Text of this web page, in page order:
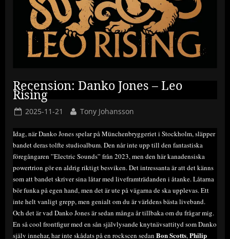
Recension: Danko Jones – Leo
Rising
Posted
2025-11-21 By
Tony Johansson
Idag, när Danko Jones spelar på Münchenbryggeriet i Stockholm, släpper
bandet deras tolfte studioalbum. Den når inte upp till den fantastiska
föregångaren ”Electric Sounds” från 2023, men den här kanadensiska
powertrion gör en aldrig riktigt besviken. Det intressanta är att det känns
som att bandet skriver sina låtar med liveframträdanden i åtanke. Låtarna
bör funka på egen hand, men det är ute på vägarna de ska upplevas. Ett
inte helt vanligt grepp, men genialt om du är världens bästa liveband.
Och det är vad Danko Jones är sedan många år tillbaka om du frågar mig.
En så cool frontfigur med en sån självlysande knytnävsattityd som Danko
själv innehar, har inte skådats på en rockscen sedan Bon Scotts,Philip